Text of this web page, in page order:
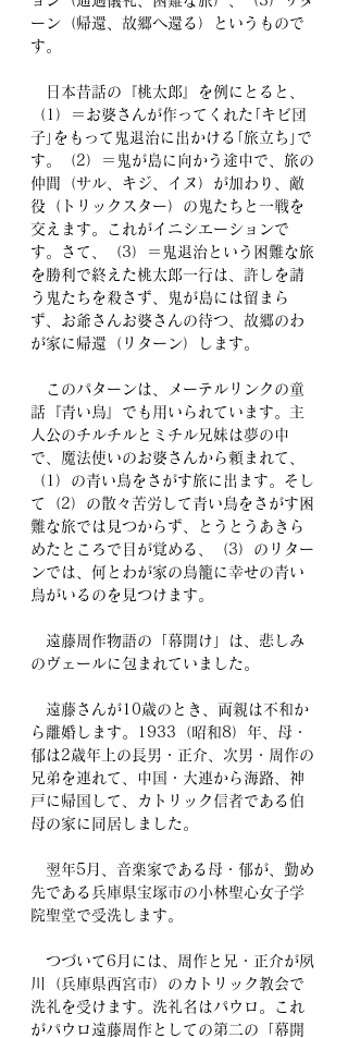
ーン（帰還、故郷へ還る）というもので
す。
日本昔話の『桃太郎』を例にとると、
（1）＝お婆さんが作ってくれた｢キビ団
子｣をもって鬼退治に出かける｢旅立ち｣で
す。（2）＝鬼が島に向かう途中で、旅の
仲間（サル、キジ、イヌ）が加わり、敵
役（トリックスター）の鬼たちと一戦を
交えます。これがイニシエーションで
す。さて、（3）＝鬼退治という困難な旅
を勝利で終えた桃太郎一行は、許しを請
う鬼たちを殺さず、鬼が島には留まら
ず、お爺さんお婆さんの待つ、故郷のわ
が家に帰還（リターン）します。
このパターンは、メーテルリンクの童
話『青い鳥』でも用いられています。主
人公のチルチルとミチル兄妹は夢の中
で、魔法使いのお婆さんから頼まれて、
（1）の青い鳥をさがす旅に出ます。そし
て（2）の散々苦労して青い鳥をさがす困
難な旅では見つからず、とうとうあきら
めたところで目が覚める、（3）のリター
ンでは、何とわが家の鳥籠に幸せの青い
鳥がいるのを見つけます。
遠藤周作物語の「幕開け」は、悲しみ
のヴェールに包まれていました。
遠藤さんが10歳のとき、両親は不和か
ら離婚します。1933（昭和8）年、母・
郁は2歳年上の長男・正介、次男・周作の
兄弟を連れて、中国・大連から海路、神
戸に帰国して、カトリック信者である伯
母の家に同居しました。
翌年5月、音楽家である母・郁が、勤め
先である兵庫県宝塚市の小林聖心女子学
院聖堂で受洗します。
つづいて6月には、周作と兄・正介が夙
川（兵庫県西宮市）のカトリック教会で
洗礼を受けます。洗礼名はパウロ。これ
がパウロ遠藤周作としての第二の「幕開